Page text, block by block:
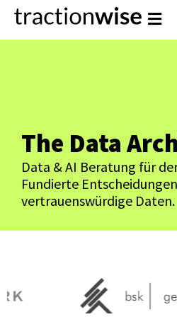
The Data
Data & AI Beratung für
Fundierte
vertrauenswürdige Daten.